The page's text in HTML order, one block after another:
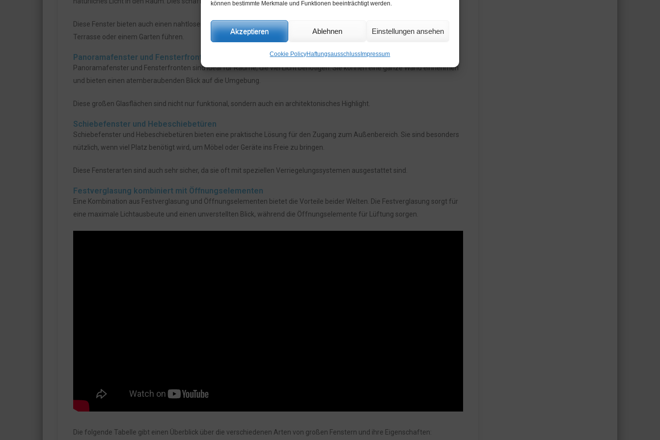
können bestimmte Merkmale und Funktionen beeinträchtigt werden.
Akzeptieren Ablehnen Einstellungen ansehen
Cookie PolicyHaftungsausschluss Impressum
Diese Fenster bieten auch einen nahtlosen Übergang zwischen Innen- und Außenbereich, besonders wenn sie zu einer
Terrasse oder einem Garten führen.
Panoramafenster und Fensterfronten
Panoramafenster und Fensterfronten sind ideal für Räume, die viel Licht benötigen. Sie können eine ganze Wand einnehmen
und bieten einen atemberaubenden Blick auf die Umgebung.
Diese großen Glasflächen sind nicht nur funktional, sondern auch ein architektonisches Highlight.
Schiebefenster und Hebeschiebetüren
Schiebefenster und Hebeschiebetüren bieten eine praktische Lösung für den Zugang zum Außenbereich. Sie sind besonders
nützlich, wenn viel Platz benötigt wird, um Möbel oder Geräte ins Freie zu bringen.
Diese Fensterarten sind auch sehr sicher, da sie oft mit speziellen Verriegelungssystemen ausgestattet sind.
Festverglasung kombiniert mit Öffnungselementen
Eine Kombination aus Festverglasung und Öffnungselementen bietet die Vorteile beider Welten. Die Festverglasung sorgt für
eine maximale Lichtausbeute und einen unverstellten Blick, während die Öffnungselemente für Lüftung sorgen.
Die folgende Tabelle gibt einen Überblick über die verschiedenen Arten von großen Fenstern und ihre Eigenschaften: